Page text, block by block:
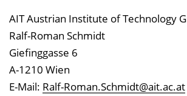
AIT Austrian Institute of Technology
Ralf-Roman Schmidt
Giefinggasse 6
A-1210 Wien
E-Mail: Ralf-Roman.Schmidt@ait.ac.at